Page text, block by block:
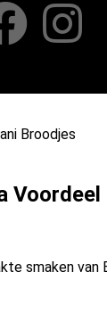
Broodjes
Voordeel
smaken van